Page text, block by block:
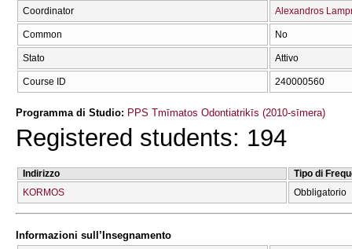
Coordinator Alexandros
Common No
Stato Attivo
Course ID 240000560
Programma di Studio: PPS Tmīmatos Odontiatrikīs (2010-sīmera)
Registered students: 194
Indirizzo
Tipo di
KORMOS
Obbligatorio
Informazioni sull’Insegnamento